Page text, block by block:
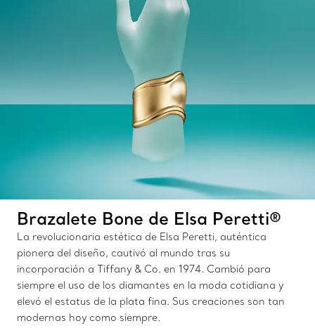
Brazalete Bone de Elsa Peretti®
La revolucionaria estética de Elsa Peretti, auténtica
pionera del diseño, cautivó al mundo tras su
incorporación a Tiffany & Co. en 1974. Cambió para
siempre el uso de los diamantes en la moda cotidiana y
elevó el estatus de la plata fina. Sus creaciones son tan
modernas hoy como siempre.